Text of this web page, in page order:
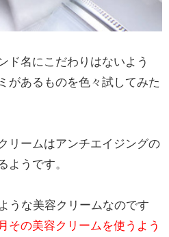
ド名にこだわりはないよう
があるものを色々試してみた
リームはアンチエイジングの
ようです。
うな美容クリームなのです
その美容クリームを使うよう